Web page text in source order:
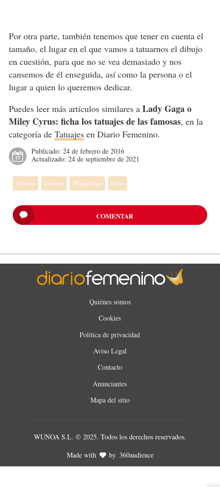
Por otra parte, también tenemos que tener en cuenta el
tamaño, el lugar en el que vamos a tatuarnos el dibujo
en cuestión, para que no se vea demasiado y nos
cansemos de él enseguida, así como la persona o el
lugar a quien lo queremos dedicar.
Puedes leer más artículos similares a Lady Gaga o
Miley Cyrus: ficha los tatuajes de las famosas, en la
categoría de Tatuajesen Diario Femenino.
Publicado: 24 de febrero de 2016
Actualizado: 24 de septiembre de 2021
Cremas Cuerpo Maquillaje Uñas
COMENTAR
Quiénes somos
Cookies
Política de privacidad
Aviso Legal
Contacto
Anunciantes
Mapa del sitio
WUNOA S.L. © 2025. Todos los derechos reservados.
Made with
by 360audience